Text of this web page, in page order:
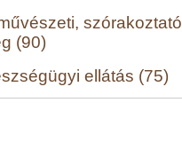
szórakoztató
(90)
ellátás (75)